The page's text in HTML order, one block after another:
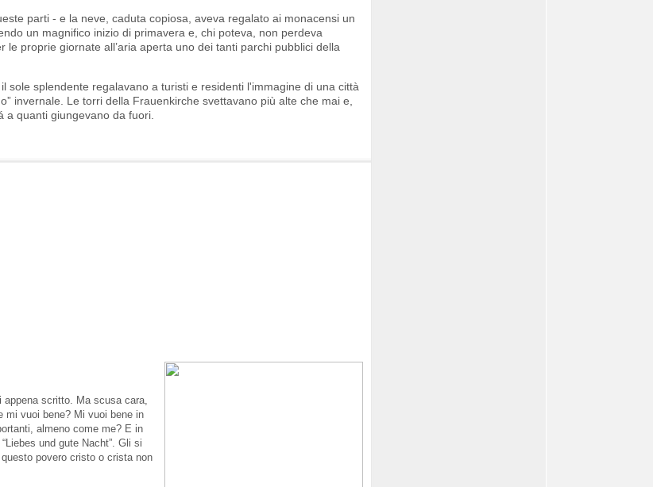
parti - e la neve, caduta copiosa, aveva regalato ai monacensi un
un magnifico inizio di primavera e, chi poteva, non perdeva
proprie giornate all’aria aperta uno dei tanti parchi pubblici della
splendente regalavano a turisti e residenti l'immagine di una città
invernale. Le torri della Frauenkirche svettavano più alte che mai e,
a quanti giungevano da fuori.
appena scritto. Ma scusa cara,
mi vuoi bene? Mi vuoi bene in
almeno come me? E in
und gute Nacht”. Gli si
povero cristo o crista non